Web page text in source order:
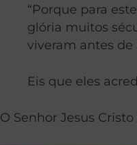
“Porque para
glória muitos
viveram antes de
Eis que eles
O Senhor Jesus